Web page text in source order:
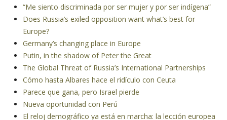
“Me siento discriminada por ser mujer y por ser indígena”
Does Russia’s exiled opposition want what’s best for
Europe?
Germany’s changing place in Europe
Putin, in the shadow of Peter the Great
The Global Threat of Russia’s International Partnerships
Cómo hasta Albares hace el ridículo con Ceuta
Parece que gana, pero Israel pierde
Nueva oportunidad con Perú
El reloj demográfico ya está en marcha: la lección europea